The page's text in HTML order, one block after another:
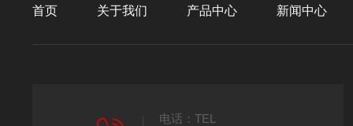
首页 关于我们 产品中心 新闻中心
电话：TEL